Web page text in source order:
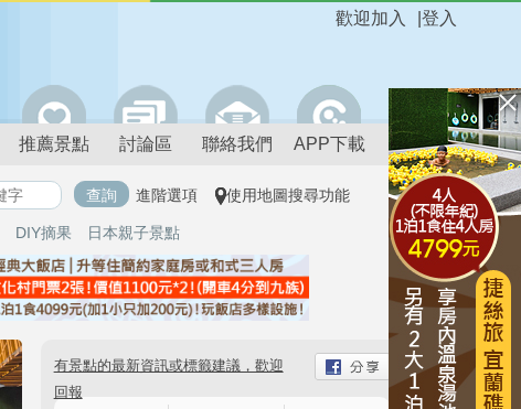
登入
歡迎加入
推薦景點 討論區 聯絡我們 APP下載
進階選項 使用地圖搜尋功能
DIY摘果 日本親子景點
有景點的最新資訊或標籤建議，歡迎
回報